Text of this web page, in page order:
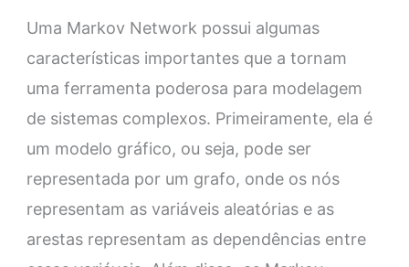
Uma Markov Network possui algumas
características importantes que a tornam
uma ferramenta poderosa para modelagem
de sistemas complexos. Primeiramente, ela é
um modelo gráfico, ou seja, pode ser
representada por um grafo, onde os nós
representam as variáveis aleatórias e as
arestas representam as dependências entre